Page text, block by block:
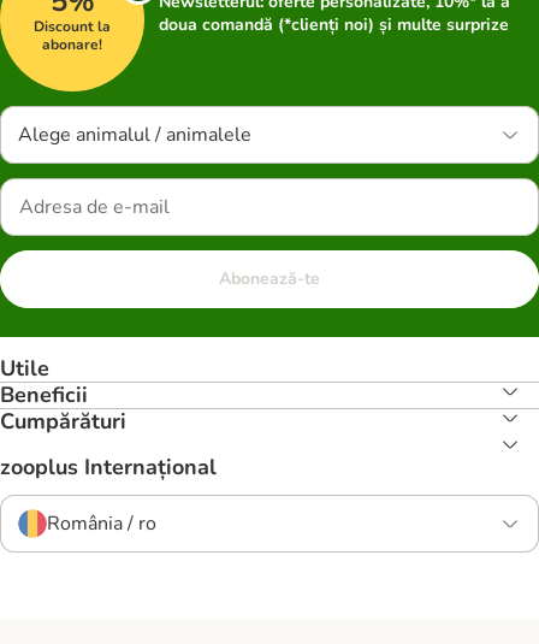
Discount la
abonare!
doua comandă (*clienți noi) și multe surprize
Alege animalul / animalele
Abonează-te
Utile
Beneficii
Cumpărături
zooplus Internațional
România / ro